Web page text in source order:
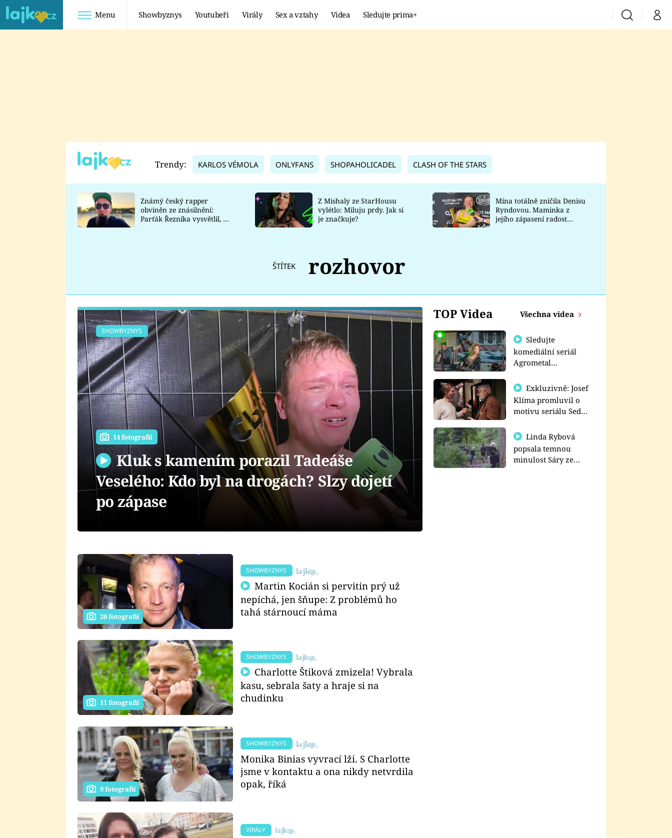
Menu Showbyznys Youtubeři Virály Sex a vztahy Videa Sledujte prima+ VyhledáváníMůj
TADEÁŠ KUBĚNKA
DATEL
Prima Lajk
Sledujte nás
Trendy: KARLOS VÉMOLA ONLYFANS SHOPAHOLICADEL CLASH OF THE STARS
Známý český rapper
obviněn ze znásilnění:
Parťák Řezníka vysvětlil, co
Z Mishaly ze StarHousu
vylétlo: Miluju prdy. Jak si
je značkuje?
Mína totálně zničila Denisu
Ryndovou. Maminka z
jejího zápasení radost
ŠTÍTEK rozhovor
TOP Videa Všechna videa
Sledujte
komediální seriál
Agrometal
prima+
Exkluzivně: Josef
Klíma promluvil o
motivu seriálu Sedm
Linda Rybová
popsala temnou
minulost Sáry ze
SHOWBYZNYS
14 fotografií
Kluk s kamením porazil Tadeáše
Veselého: Kdo byl na drogách? Slzy dojetí
po zápase
20 fotografií
SHOWBYZNYS
Martin Kocián si pervitin prý už
nepíchá, jen šňupe: Z problémů ho
tahá stárnoucí máma
11 fotografií
SHOWBYZNYS
Charlotte Štiková zmizela! Vybrala
kasu, sebrala šaty a hraje si na
chudinku
9 fotografií
SHOWBYZNYS
Monika Binias vyvrací lži. S Charlotte
jsme v kontaktu a ona nikdy netvrdila
opak, říká
VIRÁLY